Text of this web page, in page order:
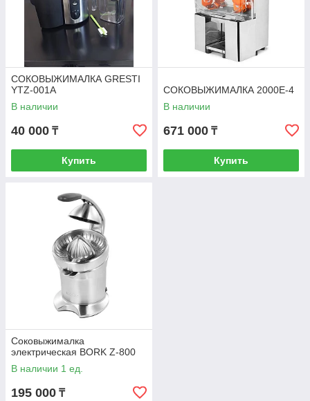
СОКОВЫЖИМАЛКА GRESTI
YTZ-001A
В наличии
40 000 ₸
Купить
СОКОВЫЖИМАЛКА 2000E-4
В наличии
671 000 ₸
Купить
Соковыжималка
электрическая BORK Z-800
В наличии 1 ед.
195 000 ₸